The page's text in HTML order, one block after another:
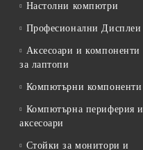
Настолни компютри
Професионални Дисплеи
Аксесоари и компоненти
за лаптопи
Компютърни компоненти
Компютърна периферия и
аксесоари
Стойки за монитори и